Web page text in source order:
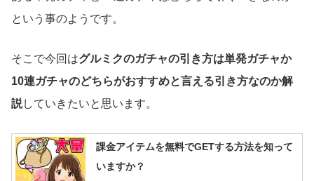
という事のようです。
そこで今回はグルミクのガチャの引き方は単発ガチャか
10連ガチャのどちらがおすすめと言える引き方なのか解
説していきたいと思います。
課金アイテムを無料でGETする方法を知って
いますか？